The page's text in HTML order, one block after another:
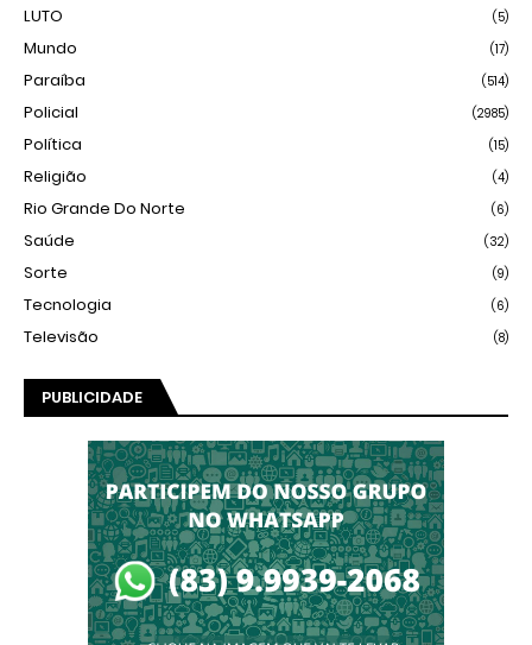
LUTO (5)
Mundo (17)
Paraíba (514)
Policial (2985)
Política (15)
Religião (4)
Rio Grande Do Norte (6)
Saúde (32)
Sorte (9)
Tecnologia (6)
Televisão (8)
PUBLICIDADE